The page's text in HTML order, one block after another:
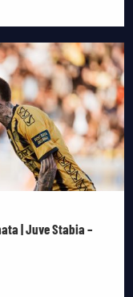
| Juve Stabia –